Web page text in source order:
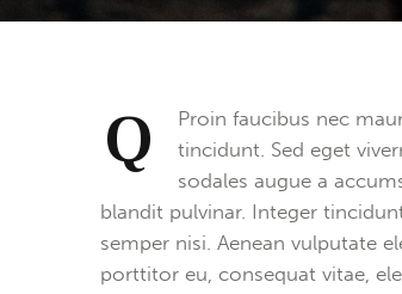
Q
Proin faucibus nec
tincidunt. Sed eget
sodales augue a
blandit pulvinar. Integer
semper nisi. Aenean vulputate
porttitor eu, consequat vitae,